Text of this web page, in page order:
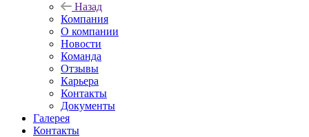
Назад
Компания
О компании
Новости
Команда
Отзывы
Карьера
Контакты
Документы
Галерея
Контакты